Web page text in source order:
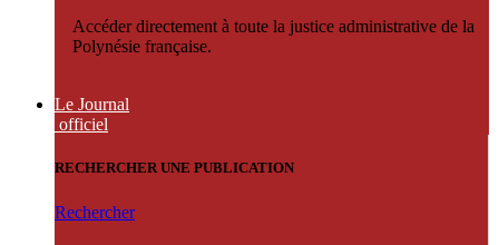
Accéder directement à toute la justice administrative de la
Polynésie française.
Le Journal
officiel
RECHERCHER UNE PUBLICATION
Rechercher